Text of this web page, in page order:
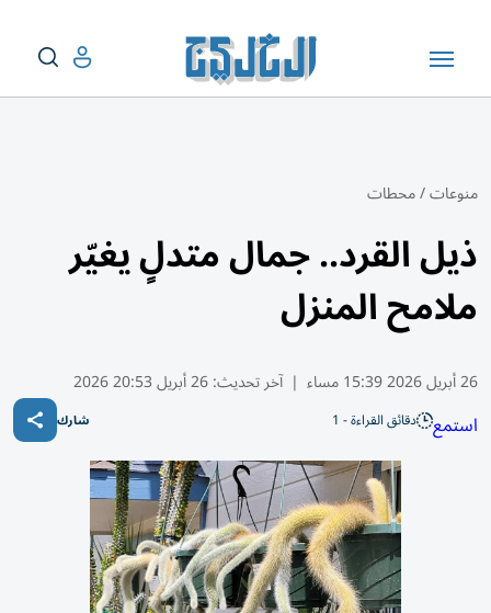
منوعات/محطات
ذيل القرد.. جمال متدلٍ يغيّر
ملامح المنزل
26 أبريل 2026 15:39 مساء | آخر تحديث:26 أبريل 20:53 2026
استمع دقائق القراءة - 1 شارك